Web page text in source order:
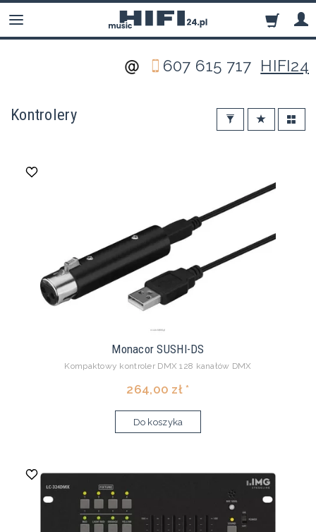
607 615 717 HIFI24
Kontrolery
Monacor SUSHI-DS
Kompaktowy kontroler DMX 128 kanałów DMX
264,00 zł *
Do koszyka